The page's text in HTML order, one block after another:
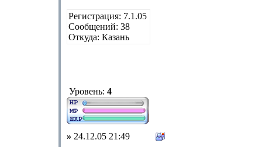
Регистрация: 7.1.05
Сообщений: 38
Откуда: Казань
Уровень: 4
» 24.12.05 21:49